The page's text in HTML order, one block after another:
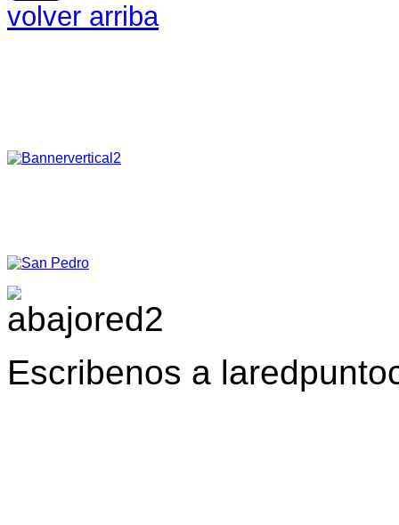
volver arriba
Escribenos a